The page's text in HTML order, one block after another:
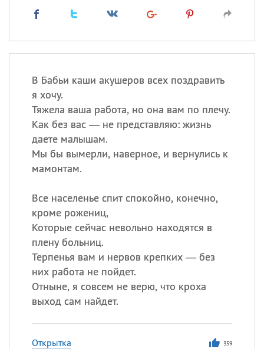
В Бабьи каши акушеров всех поздравить
я хочу.
Тяжела ваша работа, но она вам по плечу.
Как без вас — не представляю: жизнь
даете малышам.
Мы бы вымерли, наверное, и вернулись к
мамонтам.
Все населенье спит спокойно, конечно,
кроме рожениц,
Которые сейчас невольно находятся в
плену больниц.
Терпенья вам и нервов крепких — без
них работа не пойдет.
Отныне, я совсем не верю, что кроха
выход сам найдет.
Открытка 359